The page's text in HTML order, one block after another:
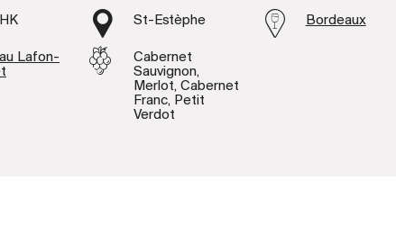
St-Estèphe Bordeaux
Lafon-
Cabernet
Sauvignon,
Merlot, Cabernet
Franc, Petit
Verdot